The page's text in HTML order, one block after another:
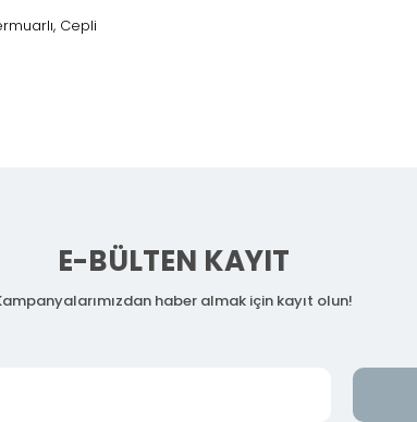
Cepli
E-BÜLTEN KAYIT
haber almak için kayıt olun!